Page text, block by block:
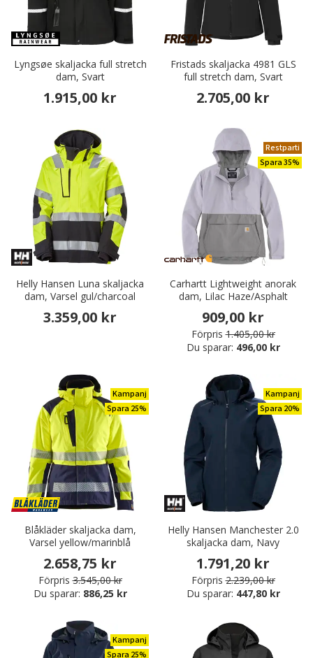
Lyngsøe skaljacka full stretch
dam, Svart
1.915,00 kr
Fristads skaljacka 4981 GLS
full stretch dam, Svart
2.705,00 kr
Helly Hansen Luna skaljacka
dam, Varsel gul/charcoal
3.359,00 kr
Restparti
Spara 35%
Carhartt Lightweight anorak
dam, Lilac Haze/Asphalt
909,00 kr
Förpris 1.405,00 kr
Du sparar: 496,00 kr
Kampanj
Spara 25%
Blåkläder skaljacka dam,
Varsel yellow/marinblå
2.658,75 kr
Förpris 3.545,00 kr
Du sparar: 886,25 kr
Kampanj
Spara 20%
Helly Hansen Manchester 2.0
skaljacka dam, Navy
1.791,20 kr
Förpris 2.239,00 kr
Du sparar: 447,80 kr
Kampanj
Spara 25%